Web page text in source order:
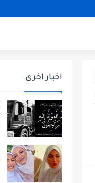
اخبار اخرى